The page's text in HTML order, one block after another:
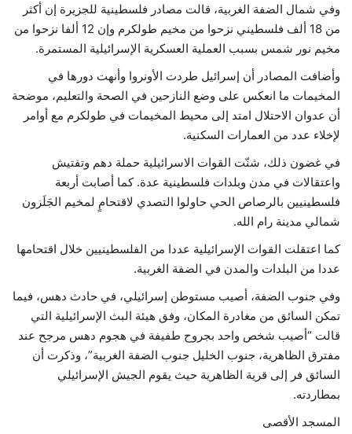
وفي شمال الضفة الغربية، قالت مصادر فلسطينية للجزيرة إن أكثر
من 18 ألف فلسطيني نزحوا من مخيم طولكرم وإن 12 ألفا نزحوا من
مخيم نور شمس بسبب العملية العسكرية الإسرائيلية المستمرة.
وأضافت المصادر أن إسرائيل طردت الأونروا وأنهت دورها في
المخيمات ما انعكس على وضع النازحين في الصحة والتعليم، موضحة
أن عدوان الاحتلال امتد إلى محيط المخيمات في طولكرم مع أوامر
لإخلاء عدد من العمارات السكنية.
في غضون ذلك، شنّت القوات الاسرائيلية حملة دهم وتفتيش
واعتقالات في مدن وبلدات فلسطينية عدة. كما أصابت أربعة
فلسطينيين بالرصاص الحي حاولوا التصدي لاقتحامٍ لمخيم الجَلَزون
شمالي مدينة رام الله.
كما اعتقلت القوات الإسرائيلية عددا من الفلسطينيين خلال اقتحامها
عددا من البلدات والمدن في الضفة الغربية.
وفي جنوب الضفة، أصيب مستوطن إسرائيلي، في حادث دهس، فيما
تمكن السائق من مغادرة المكان، وفق هيئة البث الإسرائيلية التي
قالت “أصيب شخص واحد بجروح طفيفة في هجوم دهس مرجح عند
مفترق الظاهرية، جنوب الخليل جنوب الضفة الغربية”، وذكرت أن
السائق فر إلى قرية الظاهرية حيث يقوم الجيش الإسرائيلي
بمطاردته.
المسجد الأقصى